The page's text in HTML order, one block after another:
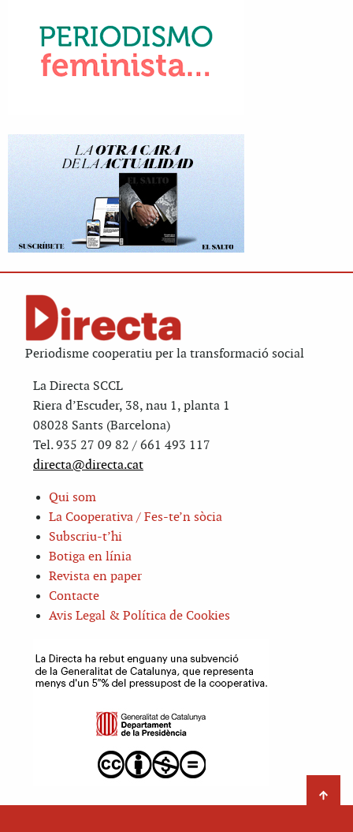
Periodisme cooperatiu per la transformació social
La Directa SCCL
Riera d’Escuder, 38, nau 1, planta 1
08028 Sants (Barcelona)
Tel. 935 27 09 82 / 661 493 117
directa@directa.cat
Qui som
La Cooperativa / Fes-te’n sòcia
Subscriu-t’hi
Botiga en línia
Revista en paper
Contacte
Avis Legal & Política de Cookies